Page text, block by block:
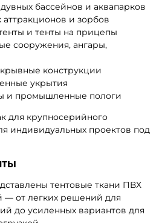
бассейнов и аквапарков
и зорбов
и тенты на прицепы
сооружения, ангары,
конструкции
укрытия
и промышленные пологи
для крупносерийного
индивидуальных проектов под
тентовые ткани ПВХ
— от легких решений для
до усиленных вариантов для